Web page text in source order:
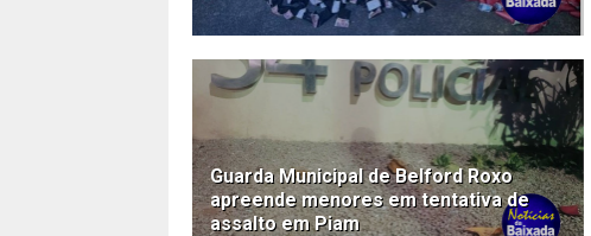
Guarda Municipal de Belford Roxo
apreende menores em tentativa de
assalto em Piam